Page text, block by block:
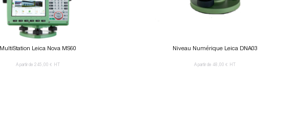
MultiStation Leica Nova MS60
A partir de 245,00 € HT
Niveau Numérique Leica DNA03
A partir de 48,00 € HT